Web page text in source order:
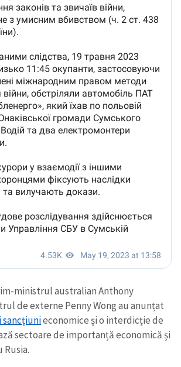
ministrul australian Anthony
de externe Penny Wong au anunțat
sancțiunieconomice și o interdicție de
sectoare de importanță economică și